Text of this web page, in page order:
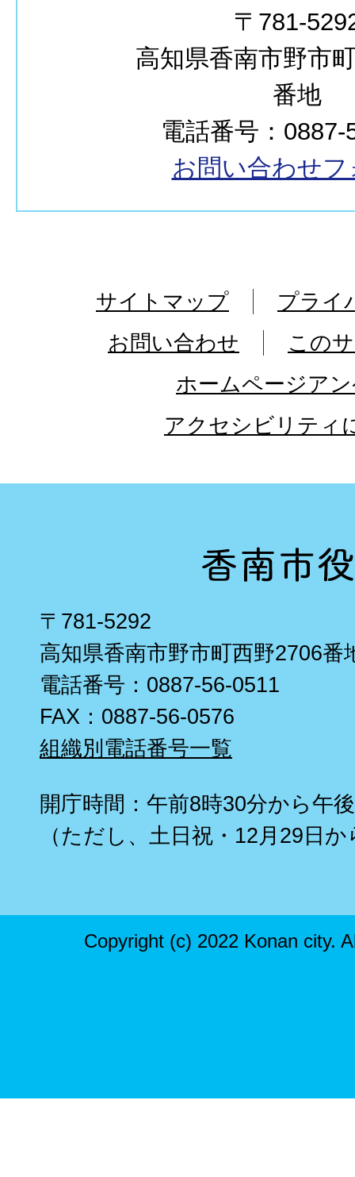
〒781-
高知県香南市野市
番地
電話番号：0887-
お問い合わせフ
サイトマップ
プライ
お問い合わせ
この
ホームページア
アクセシビリティ
〒781-5292
高知県香南市野市町西野2706番
電話番号：0887-56-0511
FAX：0887-56-0576
組織別電話番号一覧
開庁時間：午前8時30分から午
（ただし、土日祝・12月29日
Copyright (c) 2022 Konan city.